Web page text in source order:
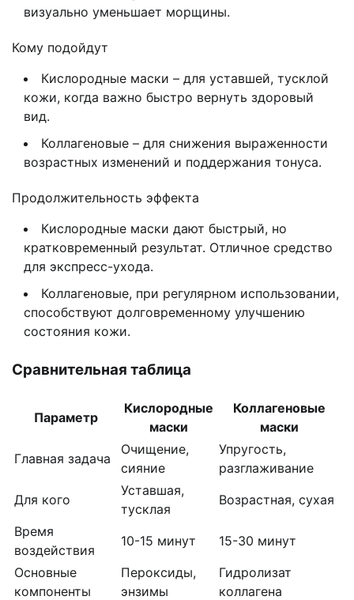
визуально уменьшает морщины.
Кому подойдут
Кислородные маски – для уставшей, тусклой
кожи, когда важно быстро вернуть здоровый
вид.
Коллагеновые – для снижения выраженности
возрастных изменений и поддержания тонуса.
Продолжительность эффекта
Кислородные маски дают быстрый, но
кратковременный результат. Отличное средство
для экспресс-ухода.
Коллагеновые, при регулярном использовании,
способствуют долговременному улучшению
состояния кожи.
Сравнительная таблица
Параметр
Кислородные
маски
Коллагеновые
маски
Главная задача
Очищение,
сияние
Упругость,
разглаживание
Для кого
Уставшая,
тусклая
Возрастная, сухая
Время
воздействия
10-15 минут
15-30 минут
Основные
компоненты
Пероксиды,
энзимы
Гидролизат
коллагена